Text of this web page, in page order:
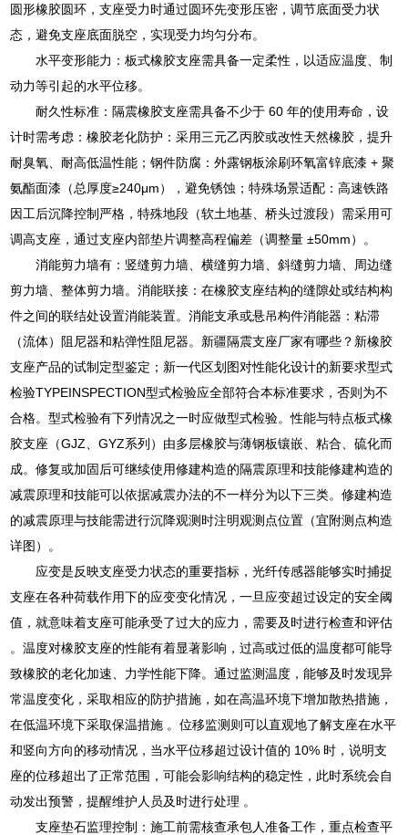
圆形橡胶圆环，支座受力时通过圆环先变形压密，调节底面受力状
态，避免支座底面脱空，实现受力均匀分布。
水平变形能力：板式橡胶支座需具备一定柔性，以适应温度、制
动力等引起的水平位移。
耐久性标准：隔震橡胶支座需具备不少于 60 年的使用寿命，设
计时需考虑：橡胶老化防护：采用三元乙丙胶或改性天然橡胶，提升
耐臭氧、耐高低温性能；钢件防腐：外露钢板涂刷环氧富锌底漆 + 聚
氨酯面漆（总厚度≥240μm），避免锈蚀；特殊场景适配：高速铁路
因工后沉降控制严格，特殊地段（软土地基、桥头过渡段）需采用可
调高支座，通过支座内部垫片调整高程偏差（调整量 ±50mm）。
消能剪力墙有：竖缝剪力墙、横缝剪力墙、斜缝剪力墙、周边缝
剪力墙、整体剪力墙。消能联接：在橡胶支座结构的缝隙处或结构构
件之间的联结处设置消能装置。消能支承或悬吊构件消能器：粘滞
（流体）阻尼器和粘弹性阻尼器。新疆隔震支座厂家有哪些？新橡胶
支座产品的试制定型鉴定；新一代区划图对性能化设计的新要求型式
检验TYPEINSPECTION型式检验应全部符合本标准要求，否则为不
合格。型式检验有下列情况之一时应做型式检验。性能与特点板式橡
胶支座（GJZ、GYZ系列）由多层橡胶与薄钢板镶嵌、粘合、硫化而
成。修复或加固后可继续使用修建构造的隔震原理和技能修建构造的
减震原理和技能可以依据减震办法的不一样分为以下三类。修建构造
的减震原理与技能需进行沉降观测时注明观测点位置（宜附测点构造
详图）。
应变是反映支座受力状态的重要指标，光纤传感器能够实时捕捉
支座在各种荷载作用下的应变变化情况，一旦应变超过设定的安全阈
值，就意味着支座可能承受了过大的应力，需要及时进行检查和评估
。温度对橡胶支座的性能有着显著影响，过高或过低的温度都可能导
致橡胶的老化加速、力学性能下降。通过监测温度，能够及时发现异
常温度变化，采取相应的防护措施，如在高温环境下增加散热措施，
在低温环境下采取保温措施 。位移监测则可以直观地了解支座在水平
和竖向方向的移动情况，当水平位移超过设计值的 10% 时，说明支
座的位移超出了正常范围，可能会影响结构的稳定性，此时系统会自
动发出预警，提醒维护人员及时进行处理 。
支座垫石监理控制：施工前需核查承包人准备工作，重点检查平